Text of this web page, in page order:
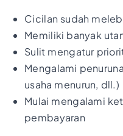
Cicilan sudah
Memiliki banyak
Sulit mengatur
Mengalami
usaha menurun, dll.)
Mulai mengalami
pembayaran